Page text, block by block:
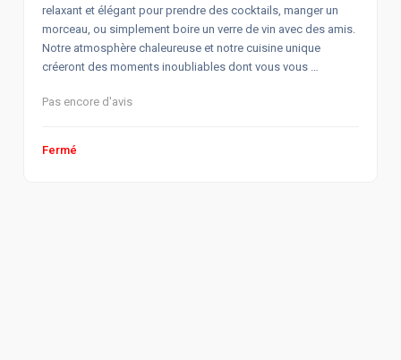
relaxant et élégant pour prendre des cocktails, manger un
morceau, ou simplement boire un verre de vin avec des amis.
Notre atmosphère chaleureuse et notre cuisine unique
créeront des moments inoubliables dont vous vous …
Pas encore d'avis
Fermé